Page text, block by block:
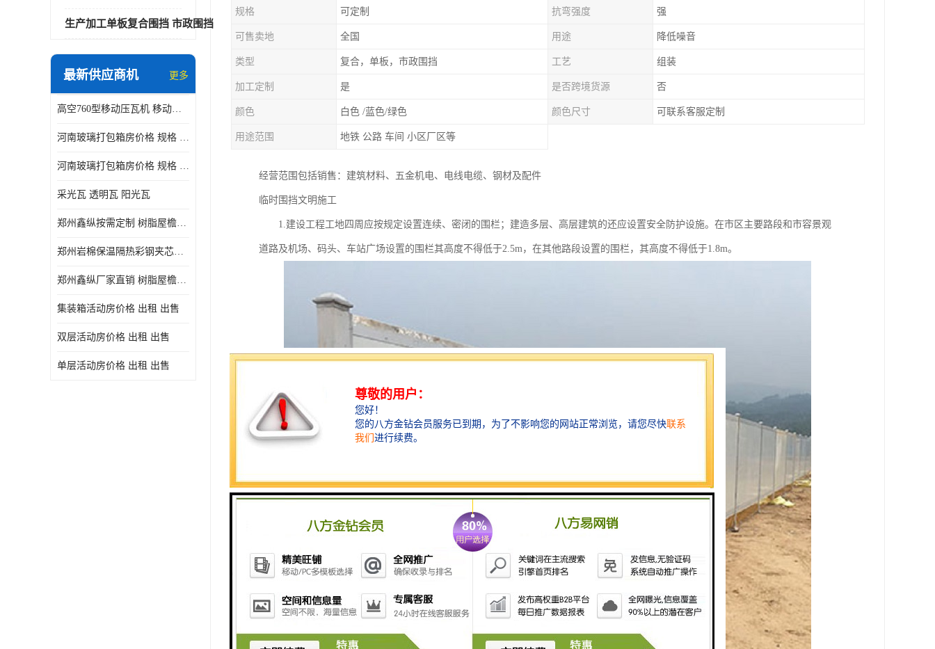
生产加工单板复合围挡 市政围挡
最新供应商机 更多
高空760型移动压瓦机 移动升降制瓦设备租赁选郑州鑫纵
河南玻璃打包箱房价格 规格 鑫纵建材按需定制
河南玻璃打包箱房价格 规格 鑫纵建材批发
采光瓦 透明瓦 阳光瓦
郑州鑫纵按需定制 树脂屋檐装饰塑料琉璃瓦片 中式仿古瓦的特点 价格
郑州岩棉保温隔热彩钢夹芯板 郑州鑫纵支持定做
郑州鑫纵厂家直销 树脂屋檐装饰塑料琉璃瓦片 中式仿古瓦的特点 价格
集装箱活动房价格 出租 出售
双层活动房价格 出租 出售
单层活动房价格 出租 出售
规格 可定制 抗弯强度 强
可售卖地 全国 用途 降低噪音
类型 复合，单板，市政围挡 工艺 组装
加工定制 是 是否跨境货源 否
颜色 白色 /蓝色/绿色 颜色尺寸 可联系客服定制
用途范围 地铁 公路 车间 小区厂区等
经营范围包括销售：建筑材料、五金机电、电线电缆、钢材及配件
临时围挡文明施工
1.建设工程工地四周应按规定设置连续、密闭的围栏；建造多层、高层建筑的还应设置安全防护设施。在市区主要路段和市容景观
道路及机场、码头、车站广场设置的围栏其高度不得低于2.5m，在其他路段设置的围栏，其高度不得低于1.8m。